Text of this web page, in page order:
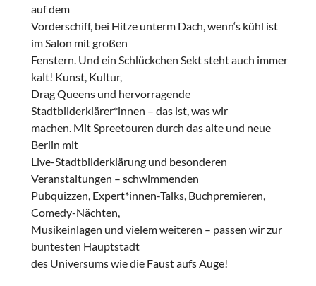
auf dem
Vorderschiff, bei Hitze unterm Dach, wenn‘s kühl ist
im Salon mit großen
Fenstern. Und ein Schlückchen Sekt steht auch immer
kalt! Kunst, Kultur,
Drag Queens und hervorragende
Stadtbilderklärer*innen – das ist, was wir
machen. Mit Spreetouren durch das alte und neue
Berlin mit
Live-Stadtbilderklärung und besonderen
Veranstaltungen – schwimmenden
Pubquizzen, Expert*innen-Talks, Buchpremieren,
Comedy-Nächten,
Musikeinlagen und vielem weiteren – passen wir zur
buntesten Hauptstadt
des Universums wie die Faust aufs Auge!